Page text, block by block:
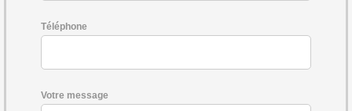
Téléphone
Votre message